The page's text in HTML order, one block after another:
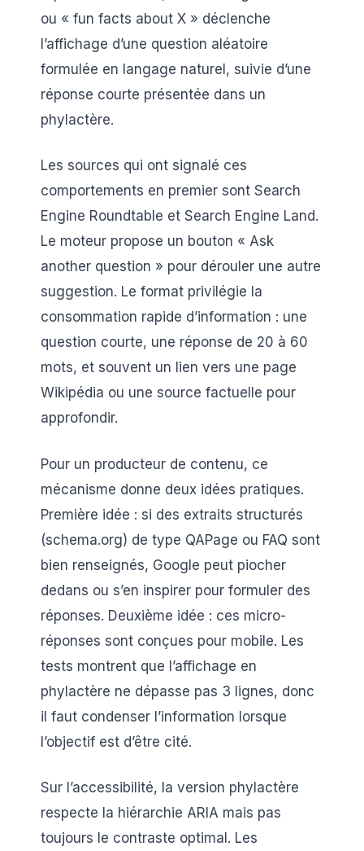
ou « fun facts about X » déclenche
l’affichage d’une question aléatoire
formulée en langage naturel, suivie d’une
réponse courte présentée dans un
phylactère.
Les sources qui ont signalé ces
comportements en premier sont Search
Engine Roundtable et Search Engine Land.
Le moteur propose un bouton « Ask
another question » pour dérouler une autre
suggestion. Le format privilégie la
consommation rapide d’information : une
question courte, une réponse de 20 à 60
mots, et souvent un lien vers une page
Wikipédia ou une source factuelle pour
approfondir.
Pour un producteur de contenu, ce
mécanisme donne deux idées pratiques.
Première idée : si des extraits structurés
(schema.org) de type QAPage ou FAQ sont
bien renseignés, Google peut piocher
dedans ou s’en inspirer pour formuler des
réponses. Deuxième idée : ces micro-
réponses sont conçues pour mobile. Les
tests montrent que l’affichage en
phylactère ne dépasse pas 3 lignes, donc
il faut condenser l’information lorsque
l’objectif est d’être cité.
Sur l’accessibilité, la version phylactère
respecte la hiérarchie ARIA mais pas
toujours le contraste optimal. Les